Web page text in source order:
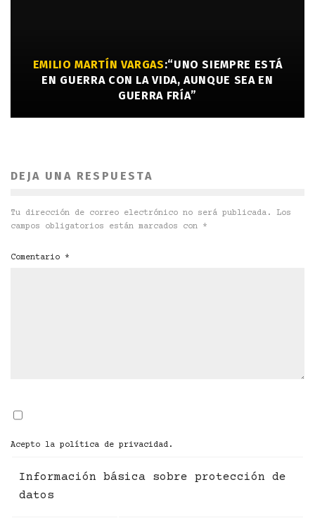
EMILIO MARTÍN VARGAS:“UNO SIEMPRE ESTÁ
EN GUERRA CON LA VIDA, AUNQUE SEA EN
GUERRA FRÍA”
DEJA UNA RESPUESTA
Tu dirección de correo electrónico no será publicada.
Los
campos obligatorios están marcados con *
Comentario *
Acepto la política de privacidad .
Información básica sobre protección de
datos